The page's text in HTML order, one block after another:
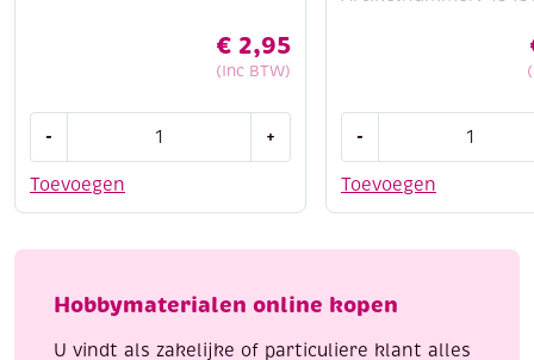
€ 2,95
(Inc BTW)
Toevoegen
-
meetlat,
30
aantal
+
Toevoegen
-
assortiment
met
aantal
Hobbymaterialen online kopen
U vindt als zakelijke of particuliere klant alles